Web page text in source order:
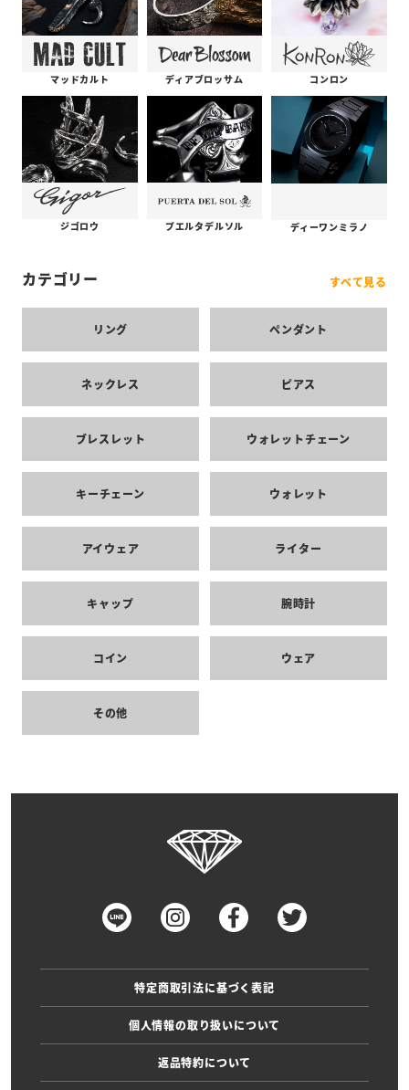
マッドカルト ディアブロッサム コンロン
ジゴロウ プエルタデルソル ディーワンミラノ
カテゴリー すべて見る
リング ペンダント
ネックレス ピアス
ブレスレット ウォレットチェーン
キーチェーン ウォレット
アイウェア ライター
キャップ 腕時計
コイン ウェア
その他
特定商取引法に基づく表記
個人情報の取り扱いについて
返品特約について